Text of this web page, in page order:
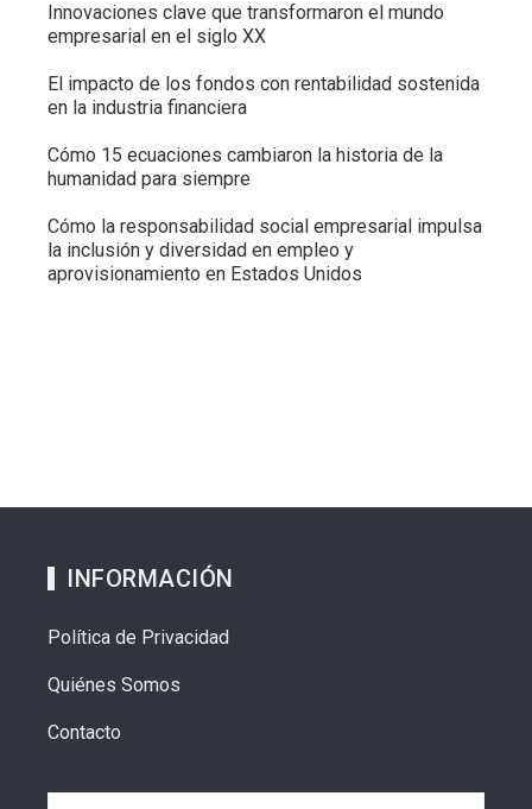
Innovaciones clave que transformaron el mundo
empresarial en el siglo XX
El impacto de los fondos con rentabilidad sostenida
en la industria financiera
Cómo 15 ecuaciones cambiaron la historia de la
humanidad para siempre
Cómo la responsabilidad social empresarial impulsa
la inclusión y diversidad en empleo y
aprovisionamiento en Estados Unidos
INFORMACIÓN
Política de Privacidad
Quiénes Somos
Contacto